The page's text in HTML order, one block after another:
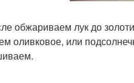
обжариваем лук до
оливковое, или